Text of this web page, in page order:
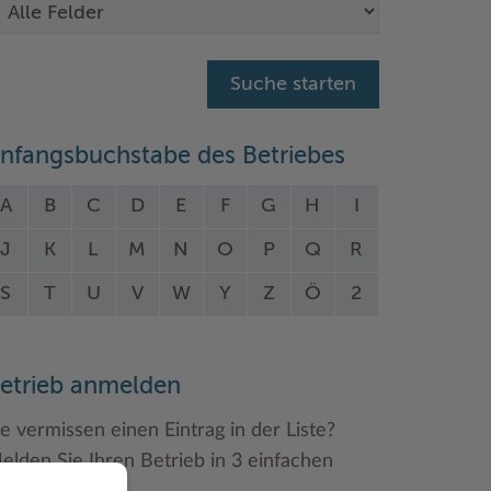
des Betriebes
A B C D E F G H
J K L M N O P Q R
S T U V W Y Z Ö 2
anmelden
vermissen einen Eintrag in der Liste?
Sie Ihren Betrieb in 3 einfachen